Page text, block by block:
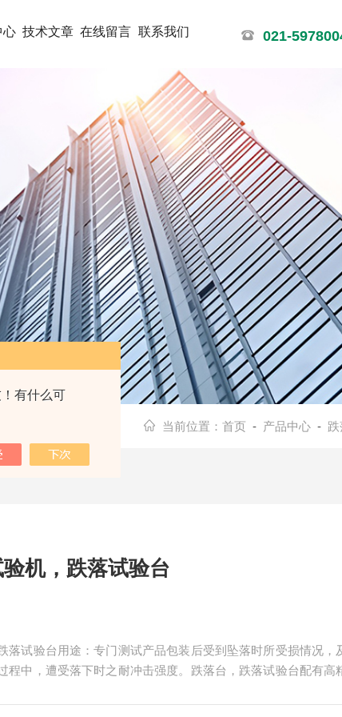
有什么可
心 技术文章 在线留言 联系我们 021-
当前位置： 首页 - 产品中心 - 跌
机，跌落试验台
落试验台用途：专门测试产品包装后受到坠落时所受损情况，
程中，遭受落下时之耐冲击强度。跌落台，跌落试验台配有高